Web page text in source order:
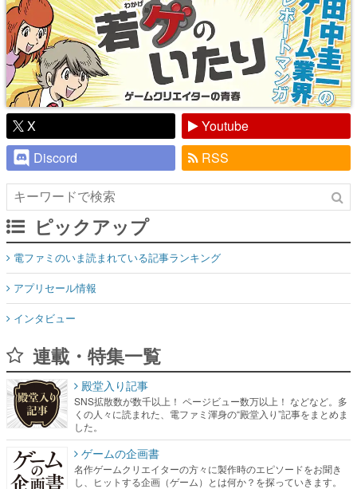
X
Youtube
Discord
RSS
ピックアップ
電ファミのいま読まれている記事ランキング
アプリセール情報
インタビュー
連載・特集一覧
殿堂入り記事
SNS拡散数が数千以上！ ページビュー数万以上！ などなど。多
くの人々に読まれた、電ファミ渾身の“殿堂入り”記事をまとめま
した。
ゲームの企画書
名作ゲームクリエイターの方々に製作時のエピソードをお聞き
し、ヒットする企画（ゲーム）とは何か？を探っていきます。